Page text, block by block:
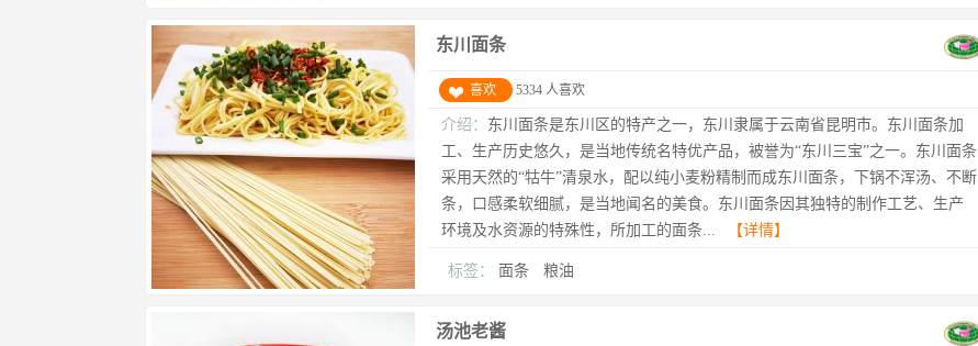
东川面条
喜欢 5334 人喜欢
介绍： 东川面条是东川区的特产之一，东川隶属于云南省昆明市。东川面条加
工、生产历史悠久，是当地传统名特优产品，被誉为“东川三宝”之一。东川面条
采用天然的“牯牛”清泉水，配以纯小麦粉精制而成东川面条，下锅不浑汤、不断
条，口感柔软细腻，是当地闻名的美食。东川面条因其独特的制作工艺、生产
环境及水资源的特殊性，所加工的面条...
【详情】
标签： 面条 粮油
汤池老酱